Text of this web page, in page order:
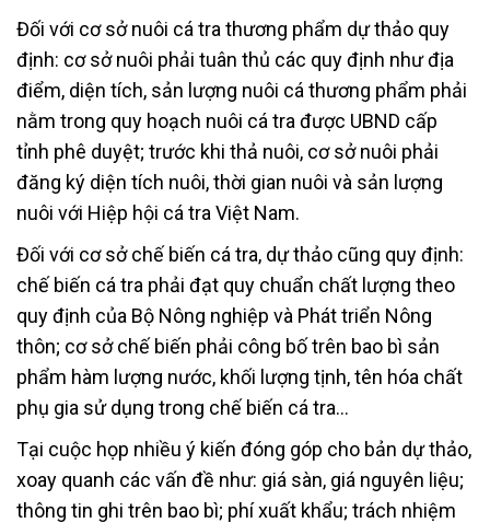
Đối với cơ sở nuôi cá tra thương phẩm dự thảo quy
định: cơ sở nuôi phải tuân thủ các quy định như địa
điểm, diện tích, sản lượng nuôi cá thương phẩm phải
nằm trong quy hoạch nuôi cá tra được UBND cấp
tỉnh phê duyệt; trước khi thả nuôi, cơ sở nuôi phải
đăng ký diện tích nuôi, thời gian nuôi và sản lượng
nuôi với Hiệp hội cá tra Việt Nam.
Đối với cơ sở chế biến cá tra, dự thảo cũng quy định:
chế biến cá tra phải đạt quy chuẩn chất lượng theo
quy định của Bộ Nông nghiệp và Phát triển Nông
thôn; cơ sở chế biến phải công bố trên bao bì sản
phẩm hàm lượng nước, khối lượng tịnh, tên hóa chất
phụ gia sử dụng trong chế biến cá tra…
Tại cuộc họp nhiều ý kiến đóng góp cho bản dự thảo,
xoay quanh các vấn đề như: giá sàn, giá nguyên liệu;
thông tin ghi trên bao bì; phí xuất khẩu; trách nhiệm